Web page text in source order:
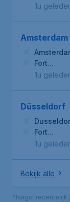
Myers,
1u
Amsterdam
Fort
Myers,
1u
Düsseldorf
Fort
Myers,
1u
Bekijk alle
*laagst recentelijk